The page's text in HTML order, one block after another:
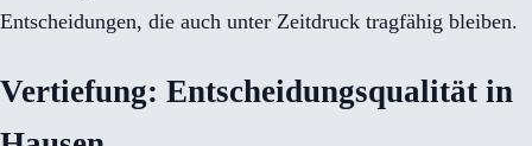
Entscheidungen, die auch unter Zeitdruck tragfähig bleiben.
Vertiefung: Entscheidungsqualität in